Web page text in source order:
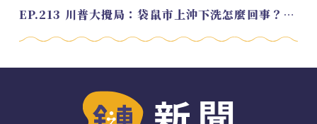
EP.213 川普大攪局：袋鼠市上沖下洗怎麼回事？feat. Alvin